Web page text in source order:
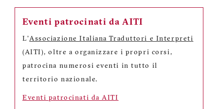
Eventi patrocinati da AITI
L'Associazione Italiana Traduttori e Interpreti
(AITI), oltre a organizzare i propri corsi,
patrocina numerosi eventi in tutto il
territorio nazionale.
Eventi patrocinati da AITI